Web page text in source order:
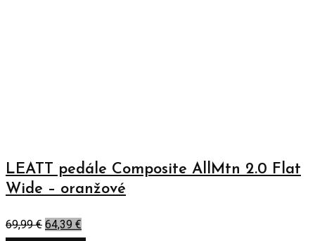
LEATT pedále Composite AllMtn 2.0 Flat
Wide – oranžové
69,99€ 64,39 €